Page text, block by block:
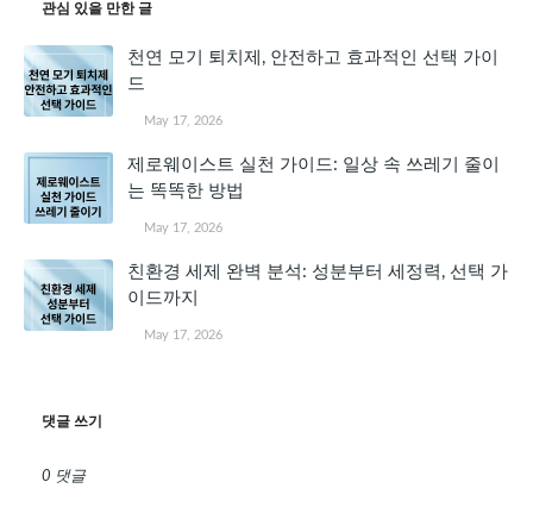
관심 있을 만한 글
천연 모기 퇴치제, 안전하고 효과적인 선택 가이
드
May 17, 2026
제로웨이스트 실천 가이드: 일상 속 쓰레기 줄이
는 똑똑한 방법
May 17, 2026
친환경 세제 완벽 분석: 성분부터 세정력, 선택 가
이드까지
May 17, 2026
댓글 쓰기
0 댓글